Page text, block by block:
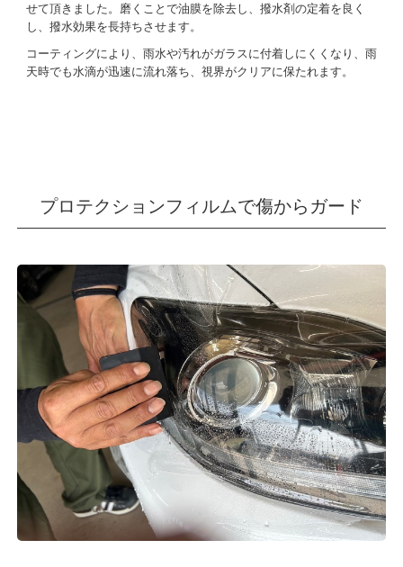
せて頂きました。磨くことで油膜を除去し、撥水剤の定着を良く
し、撥水効果を長持ちさせます。
コーティングにより、雨水や汚れがガラスに付着しにくくなり、雨
天時でも水滴が迅速に流れ落ち、視界がクリアに保たれます。
プロテクションフィルムで傷からガード